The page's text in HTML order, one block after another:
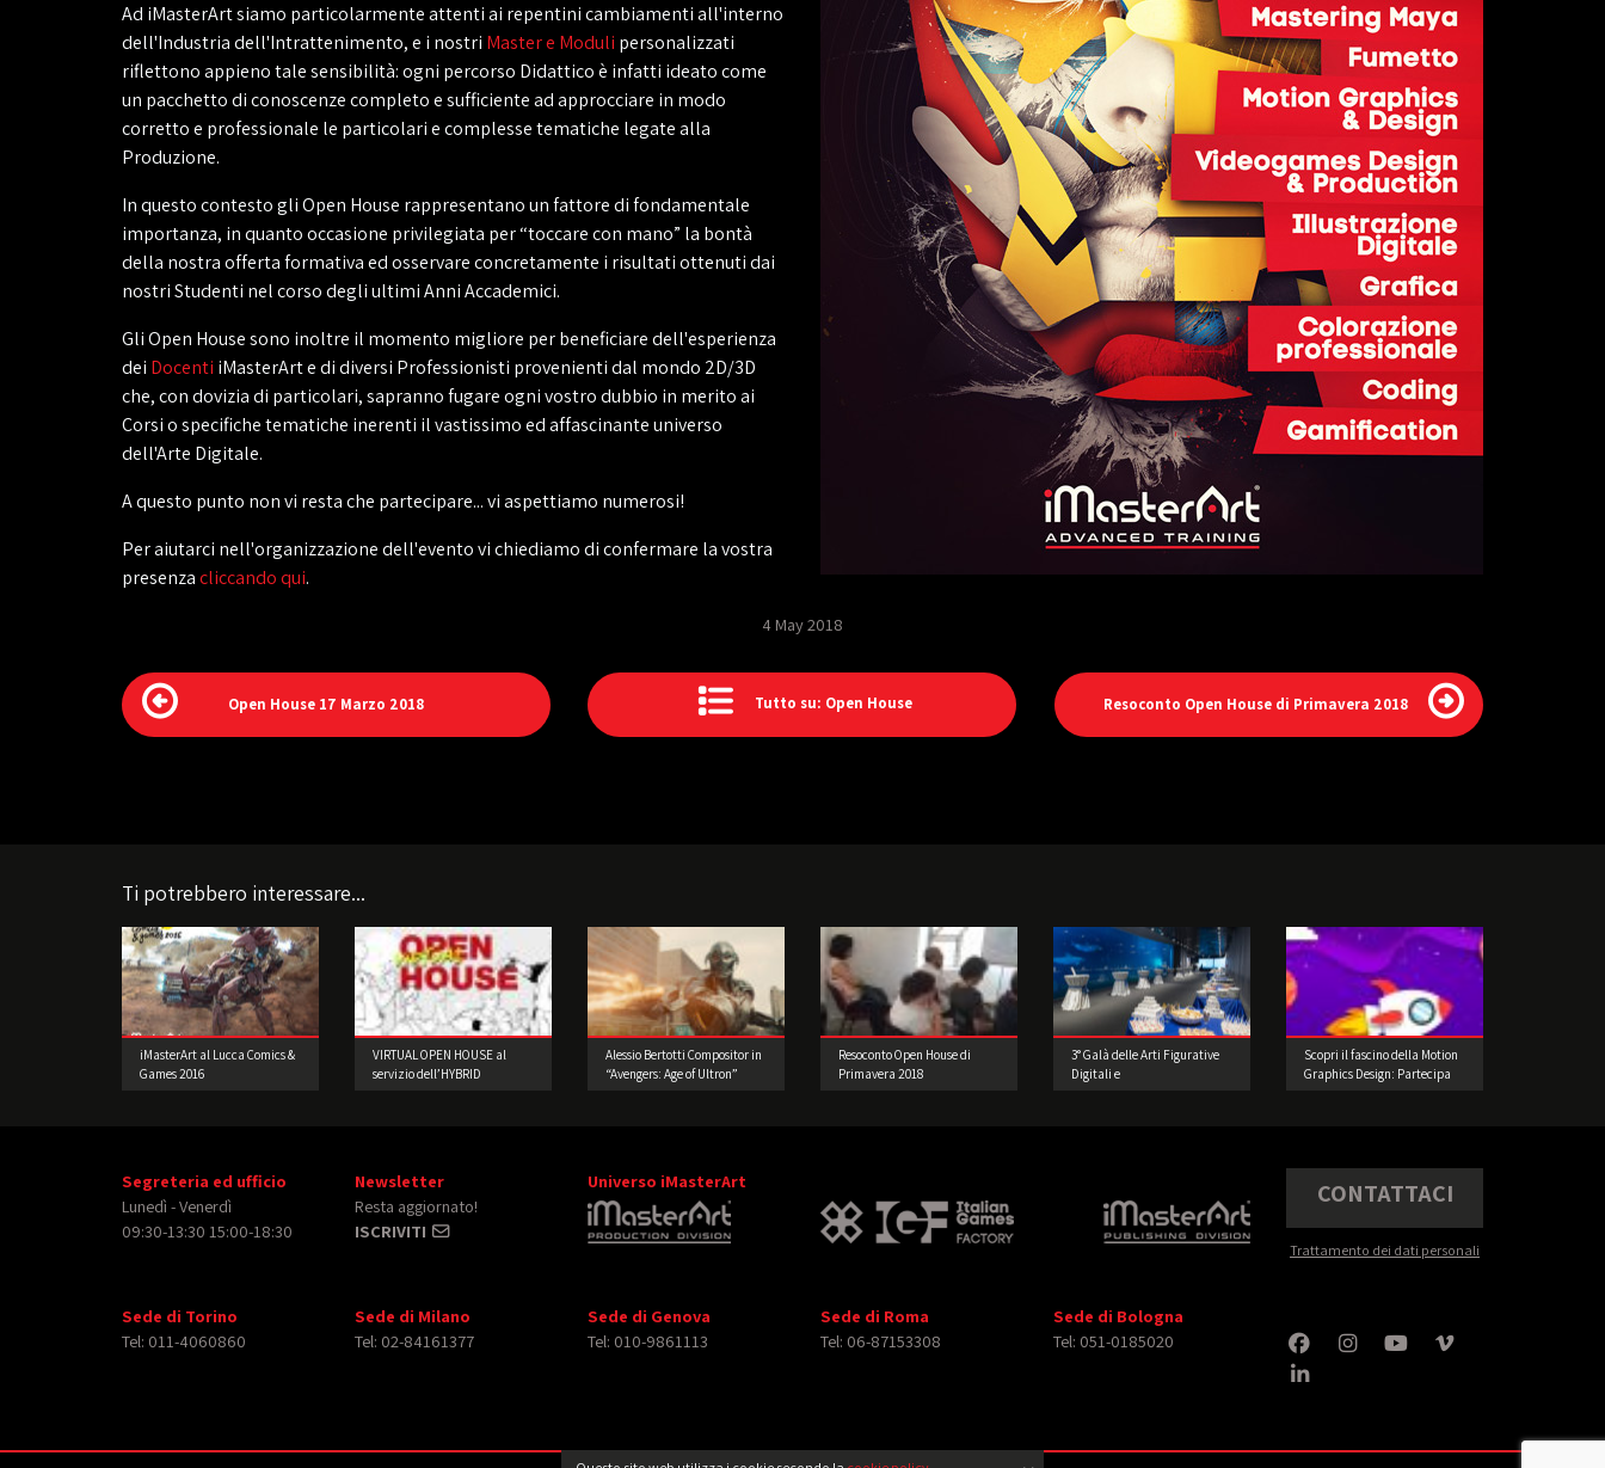
Ad iMasterArt siamo particolarmente attenti ai repentini cambiamenti all'interno
dell'Industria dell'Intrattenimento, e i nostri Master e Moduli personalizzati
riflettono appieno tale sensibilità: ogni percorso Didattico è infatti ideato come
un pacchetto di conoscenze completo e sufficiente ad approcciare in modo
corretto e professionale le particolari e complesse tematiche legate alla
Produzione.
In questo contesto gli Open House rappresentano un fattore di fondamentale
importanza, in quanto occasione privilegiata per “toccare con mano” la bontà
della nostra offerta formativa ed osservare concretamente i risultati ottenuti dai
nostri Studenti nel corso degli ultimi Anni Accademici.
Gli Open House sono inoltre il momento migliore per beneficiare dell'esperienza
dei Docenti iMasterArt e di diversi Professionisti provenienti dal mondo 2D/3D
che, con dovizia di particolari, sapranno fugare ogni vostro dubbio in merito ai
Corsi o specifiche tematiche inerenti il vastissimo ed affascinante universo
dell'Arte Digitale.
A questo punto non vi resta che partecipare... vi aspettiamo numerosi!
Per aiutarci nell'organizzazione dell'evento vi chiediamo di confermare la vostra
presenzacliccando qui.
4 May 2018
Open House 17 Marzo 2018 Tutto su: Open House Resoconto Open House di Primavera 2018
Ti potrebbero interessare...
iMasterArt al Lucca Comics &
Games 2016
VIRTUAL OPEN HOUSE al
servizio dell’HYBRID
Alessio Bertotti Compositor in
“Avengers: Age of Ultron”
Resoconto Open House di
Primavera 2018
3° Galà delle Arti Figurative
Digitali e
Scopri il fascino della Motion
Graphics Design: Partecipa
Segreteria ed ufficio
Lunedì - Venerdì
09:30-13:30 15:00-18:30
Newsletter
Resta aggiornato!
ISCRIVITI
Universo iMasterArt CONTATTACI
Trattamento dei dati personali
Sede di Torino
Tel: 011-4060860
Sede di Milano
Tel: 02-84161377
Sede di Genova
Tel: 010-9861113
Sede di Roma
Tel: 06-87153308
Sede di Bologna
Tel: 051-0185020